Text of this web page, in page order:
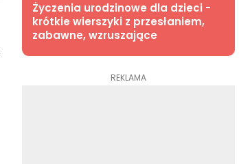
Życzenia urodzinowe dla dzieci -
krótkie wierszyki z przesłaniem,
zabawne, wzruszające
REKLAMA